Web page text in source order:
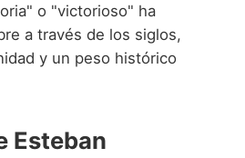
o "victorioso" ha
a través de los siglos,
y un peso histórico
Esteban